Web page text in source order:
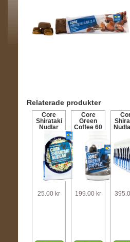
Relaterade produkter
Core
Shirataki
Nudlar
25.00 kr
Core
Green
Coffee 60
199.00 kr